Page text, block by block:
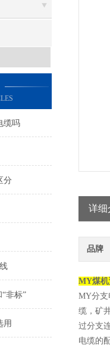
缆吗
分
非标”
用
详细
品牌
MY煤机
MY分支
缆，矿
过分支
电缆的